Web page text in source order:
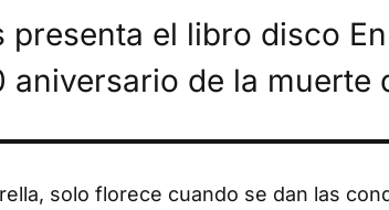
presenta el libro disco
aniversario de la muerte
solo florece cuando se dan las